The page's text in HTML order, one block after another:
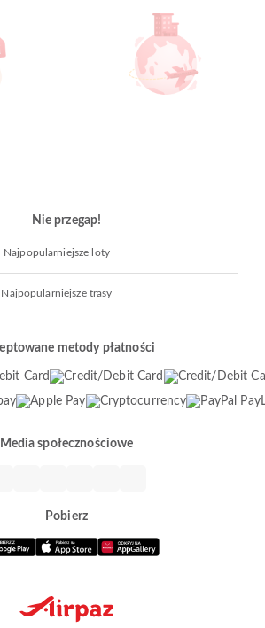
Nie przegap!
Najpopularniejsze loty
Najpopularniejsze trasy
metody płatności
Media społecznościowe
Pobierz